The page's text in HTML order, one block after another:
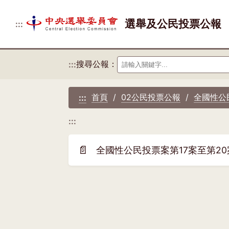
::: 選舉及公民投票公報
:::搜尋公報：
::: 首頁 02公民投票公報 全國性公
:::
📄 全國性公民投票案第17案至第
(另
開